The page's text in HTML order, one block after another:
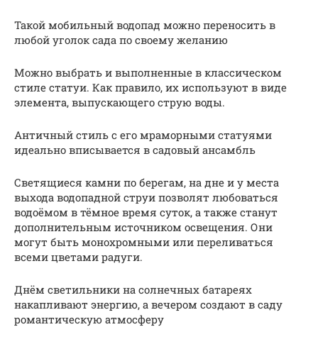
Такой мобильный водопад можно переносить в
любой уголок сада по своему желанию
Можно выбрать и выполненные в классическом
стиле статуи. Как правило, их используют в виде
элемента, выпускающего струю воды.
Античный стиль с его мраморными статуями
идеально вписывается в садовый ансамбль
Светящиеся камни по берегам, на дне и у места
выхода водопадной струи позволят любоваться
водоёмом в тёмное время суток, а также станут
дополнительным источником освещения. Они
могут быть монохромными или переливаться
всеми цветами радуги.
Днём светильники на солнечных батареях
накапливают энергию, а вечером создают в саду
романтическую атмосферу